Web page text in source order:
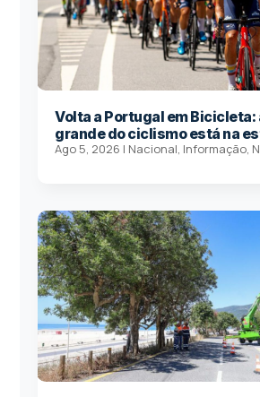
Volta a Portugal em Bicicleta:
grande do ciclismo está na
Ago 5, 2026 | Nacional, Informação,